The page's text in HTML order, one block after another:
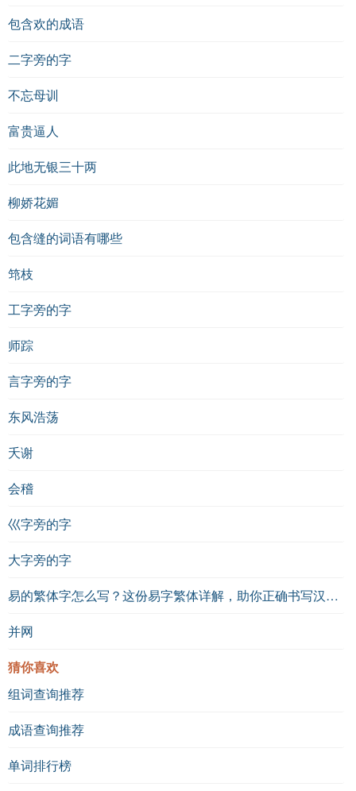
包含欢的成语
二字旁的字
不忘母训
富贵逼人
此地无银三十两
柳娇花媚
包含缝的词语有哪些
筇枝
工字旁的字
师踪
言字旁的字
东风浩荡
夭谢
会稽
巛字旁的字
大字旁的字
易的繁体字怎么写？这份易字繁体详解，助你正确书写汉字_汉字繁体学习
并网
猜你喜欢
组词查询推荐
成语查询推荐
单词排行榜